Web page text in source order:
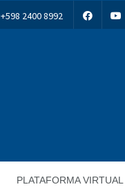
+598 2400 8992
PLATAFORMA VIRTUAL